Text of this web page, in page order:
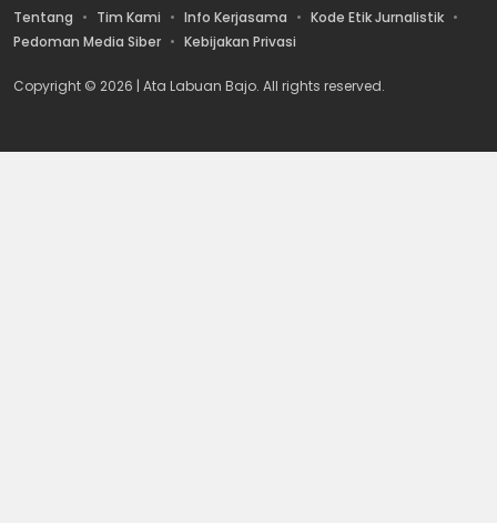
Tentang Tim Kami Info Kerjasama
Kode Etik Jurnalistik
Pedoman Media Siber
Kebijakan Privasi
Copyright © 2026 | Ata Labuan Bajo. All rights reserved.